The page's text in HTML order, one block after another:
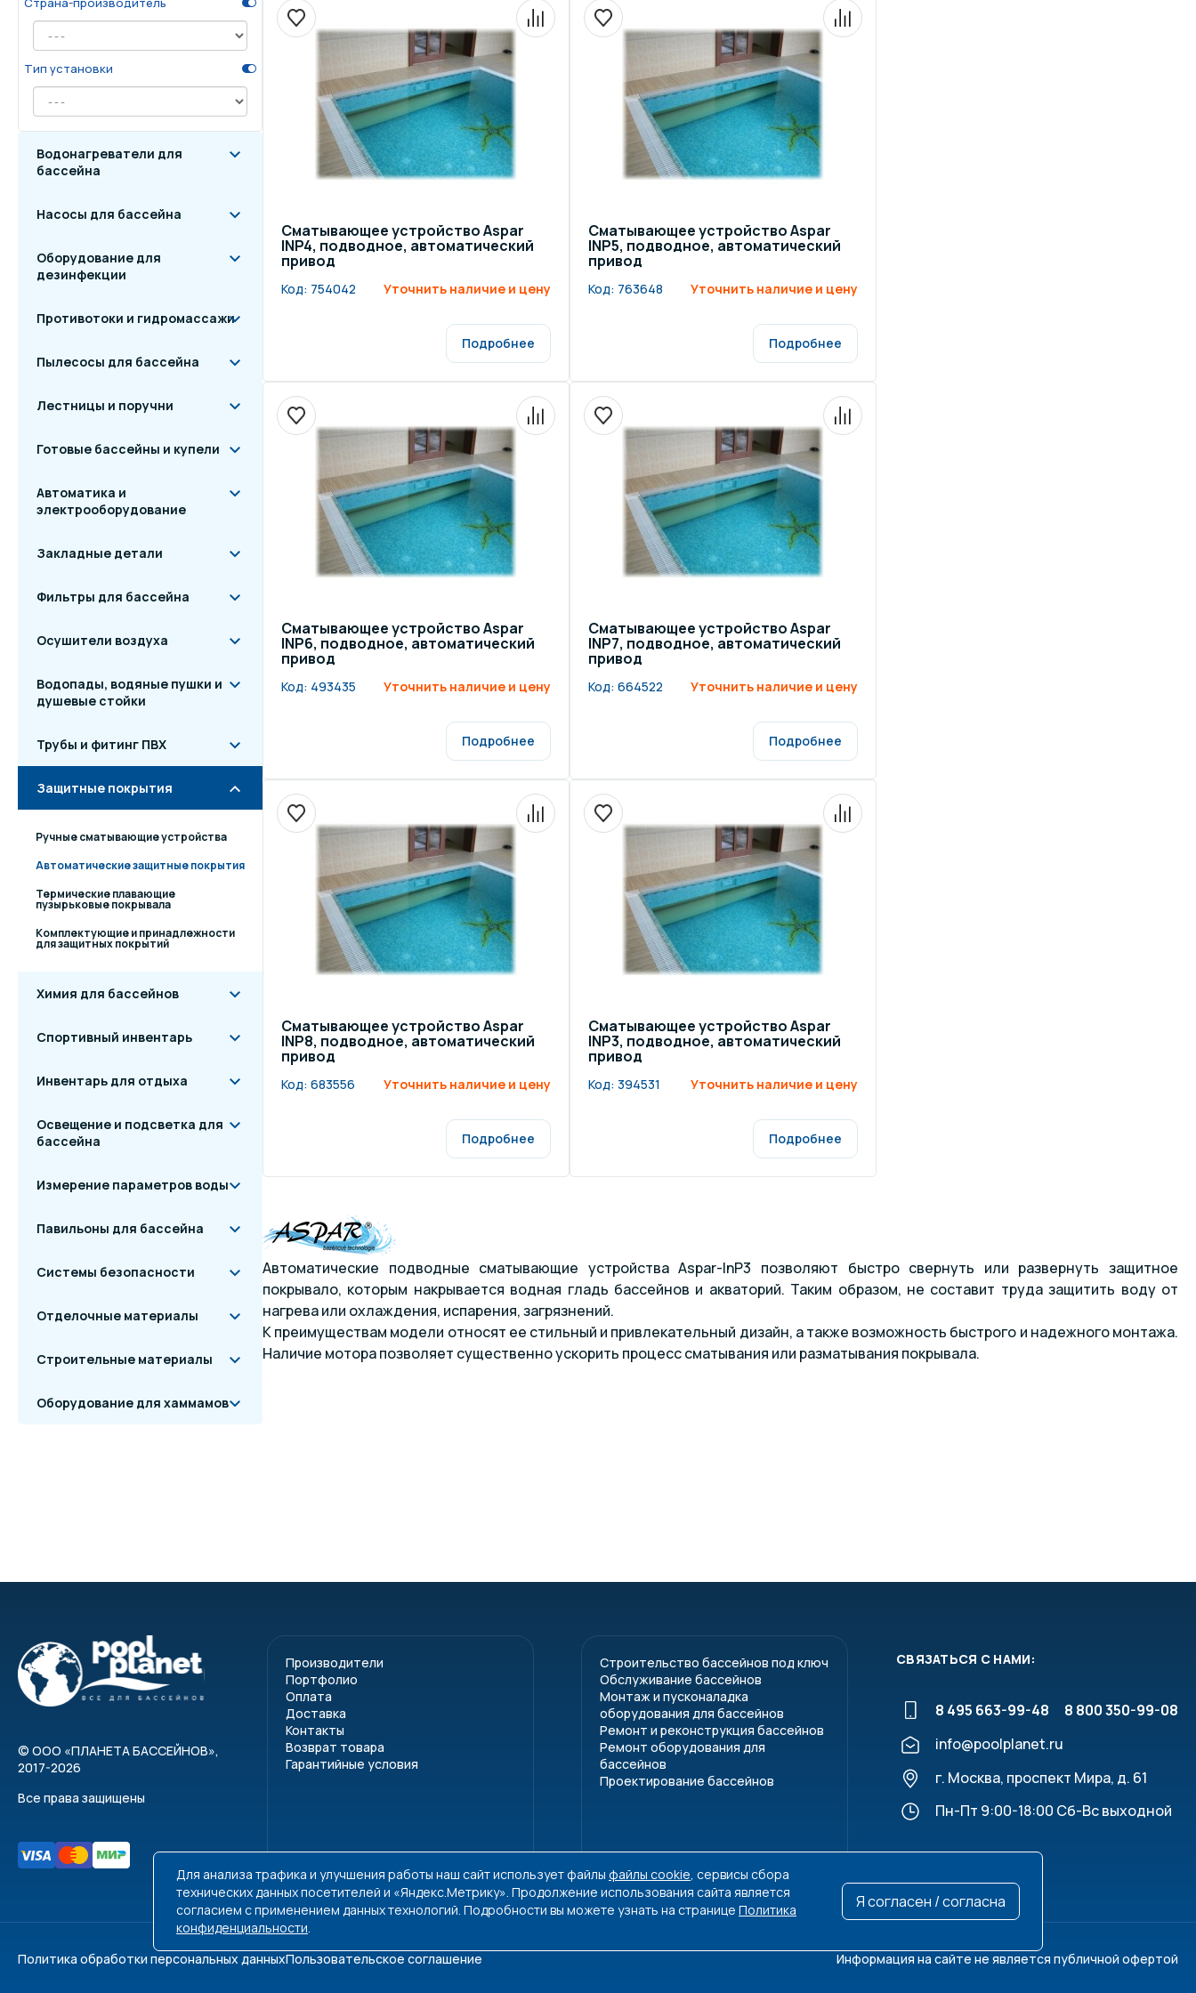
Освещение и подсветка для
бассейна
Измерение параметров воды
Отделочные материалы Строительные материалы
Тип установки
Водонагреватели для
бассейна
Насосы для бассейна
Оборудование для
дезинфекции
Противотоки и гидромассажи
Пылесосы для бассейна
Лестницы и поручни
Готовые бассейны и купели
Автоматика и
электрооборудование
Закладные детали
Фильтры для бассейна
Осушители воздуха
Водопады, водяные пушки и
душевые стойки
Трубы и фитинг ПВХ
Защитные покрытия
Ручные сматывающие устройства
Автоматические защитные покрытия
Термические плавающие
пузырьковые покрывала
Комплектующие и принадлежности
для защитных покрытий
Химия для бассейнов
Спортивный инвентарь
Инвентарь для отдыха
Освещение и подсветка для
бассейна
Измерение параметров воды
Павильоны для бассейна
Системы безопасности
Отделочные материалы
Строительные материалы
Оборудование для хаммамов
Сматывающее устройство Aspar
INP4, подводное, автоматический
привод
Код: 754042 Уточнить наличие и цену
Подробнее
Сматывающее устройство Aspar
INP5, подводное, автоматический
привод
Код: 763648 Уточнить наличие и цену
Подробнее
Сматывающее устройство Aspar
INP6, подводное, автоматический
привод
Код: 493435 Уточнить наличие и цену
Подробнее
Сматывающее устройство Aspar
INP7, подводное, автоматический
привод
Код: 664522 Уточнить наличие и цену
Подробнее
Сматывающее устройство Aspar
INP8, подводное, автоматический
привод
Код: 683556 Уточнить наличие и цену
Подробнее
Сматывающее устройство Aspar
INP3, подводное, автоматический
привод
Код: 394531 Уточнить наличие и цену
Подробнее
Автоматические подводные сматывающие устройства Aspar-InP3 позволяют быстро свернуть или развернуть защитное
покрывало, которым накрывается водная гладь бассейнов и акваторий. Таким образом, не составит труда защитить воду от
нагрева или охлаждения, испарения, загрязнений.
К преимуществам модели относят ее стильный и привлекательный дизайн, а также возможность быстрого и надежного монтажа.
Наличие мотора позволяет существенно ускорить процесс сматывания или разматывания покрывала.
© ООО «ПЛАНЕТА БАССЕЙНОВ»,
2017-2026
Все права защищены
Производители
Портфолио
Оплата
Доставка
Контакты
Возврат товара
Гарантийные условия
Строительство бассейнов под ключ
Обслуживание бассейнов
Монтаж и пусконаладка
оборудования для бассейнов
Ремонт и реконструкция бассейнов
Ремонт оборудования для
бассейнов
Проектирование бассейнов
СВЯЗАТЬСЯ С НАМИ:
8 495 663-99-48
8 800 350-99-08
info@poolplanet.ru
г. Москва, проспект Мира, д. 61
Пн-Пт 9:00-18:00 Сб-Вс выходной
Политика обработки персональных данныхПользовательское соглашение Информация на сайте не является публичной офертой
Для анализа трафика и улучшения работы наш сайт использует файлы файлы cookie, сервисы сбора
технических данных посетителей и «Яндекс.Метрику». Продолжение использования сайта является
согласием с применением данных технологий. Подробности вы можете узнать на странице Политика
конфиденциальности.
Я согласен / согласна